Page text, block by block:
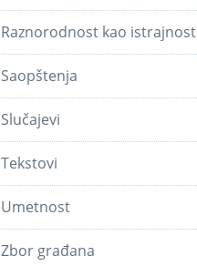
Raznorodnost kao istrajnost
Saopštenja
Slučajevi
Tekstovi
Umetnost
Zbor građana